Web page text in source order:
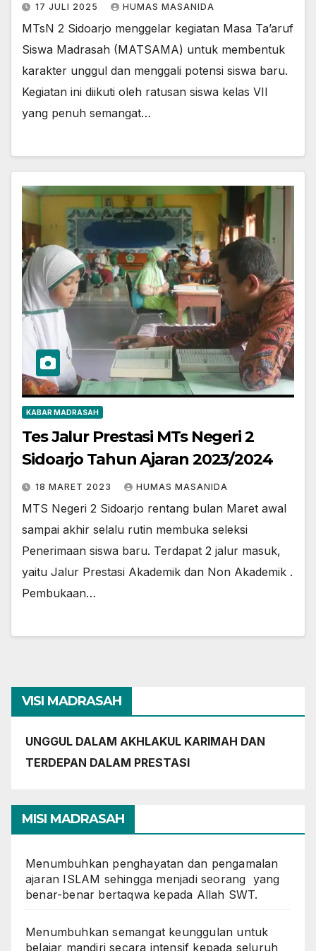
17 JULI 2025 HUMAS MASANIDA
MTsN 2 Sidoarjo menggelar kegiatan Masa Ta’aruf
Siswa Madrasah (MATSAMA) untuk membentuk
karakter unggul dan menggali potensi siswa baru.
Kegiatan ini diikuti oleh ratusan siswa kelas VII
yang penuh semangat…
KABAR MADRASAH
Tes Jalur Prestasi MTs Negeri 2
Sidoarjo Tahun Ajaran 2023/2024
18 MARET 2023 HUMAS MASANIDA
MTS Negeri 2 Sidoarjo rentang bulan Maret awal
sampai akhir selalu rutin membuka seleksi
Penerimaan siswa baru. Terdapat 2 jalur masuk,
yaitu Jalur Prestasi Akademik dan Non Akademik .
Pembukaan…
VISI MADRASAH
UNGGUL DALAM AKHLAKUL KARIMAH DAN
TERDEPAN DALAM PRESTASI
MISI MADRASAH
Menumbuhkan penghayatan dan pengamalan
ajaran ISLAM sehingga menjadi seorang yang
benar-benar bertaqwa kepada Allah SWT.
Menumbuhkan semangat keunggulan untuk
belajar mandiri secara intensif kepada seluruh